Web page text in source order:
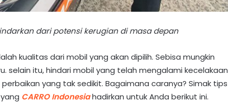
dari potensi kerugian di masa depan
kualitas dari mobil yang akan dipilih. Sebisa mungkin
selain itu, hindari mobil yang telah mengalami kecelakaan
yang tak sedikit. Bagaimana caranya? Simak tips
CARRO Indonesiahadirkan untuk Anda berikut ini.